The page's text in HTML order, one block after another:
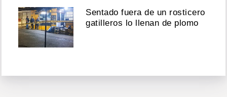
Sentado fuera de un rosticero
gatilleros lo llenan de plomo